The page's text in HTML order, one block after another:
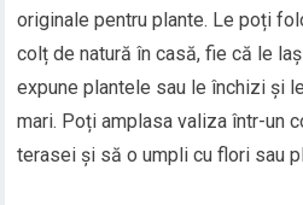
originale pentru plante. Le poți
colț de natură în casă, fie că le
expune plantele sau le închizi și
mari. Poți amplasa valiza într-un
terasei și să o umpli cu flori sau